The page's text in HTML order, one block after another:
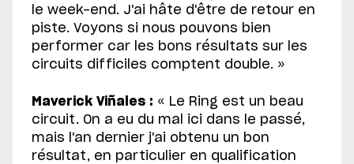
le week-end. J'ai hâte d'être de retour en
piste. Voyons si nous pouvons bien
performer car les bons résultats sur les
circuits difficiles comptent double. »
Maverick Viñales : « Le Ring est un beau
circuit. On a eu du mal ici dans le passé,
mais l'an dernier j'ai obtenu un bon
résultat, en particulier en qualification